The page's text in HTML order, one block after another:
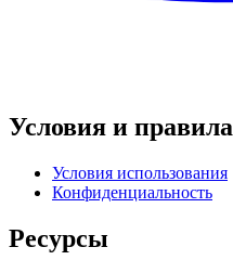
Условия и правила
Условия использования
Конфиденциальность
Ресурсы